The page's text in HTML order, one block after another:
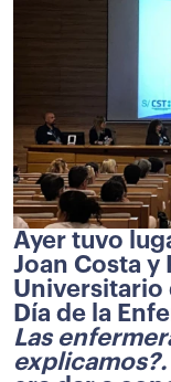
Ayer tuvo
Joan Costa y
Universitario
Día de la
Las
explicamos?.